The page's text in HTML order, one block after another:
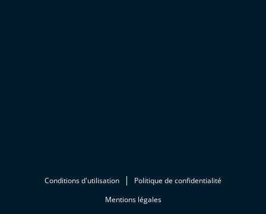
Conditions d'utilisation
Politique de confidentialité
Mentions légales